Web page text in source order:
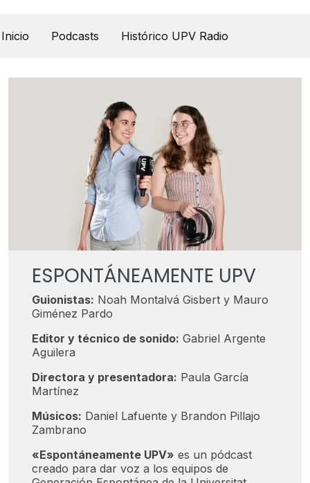
Inicio Podcasts Histórico UPV Radio
ESPONTÁNEAMENTE UPV
Guionistas: Noah Montalvá Gisbert y Mauro
Giménez Pardo
Editor y técnico de sonido: Gabriel Argente
Aguilera
Directora y presentadora: Paula García
Martínez
Músicos: Daniel Lafuente y Brandon Pillajo
Zambrano
«Espontáneamente UPV» es un pódcast
creado para dar voz a los equipos de